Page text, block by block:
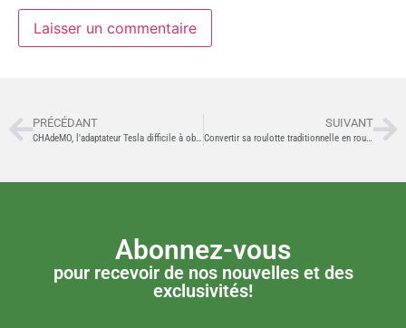
PRÉCÉDANT
CHAdeMO, l'adaptateur Tesla difficile à obtenir
SUIVANT
Convertir sa roulotte traditionnelle en roulotte 100% électrique en 5 étapes
Abonnez-vous
pour recevoir de nos nouvelles et des
exclusivités!